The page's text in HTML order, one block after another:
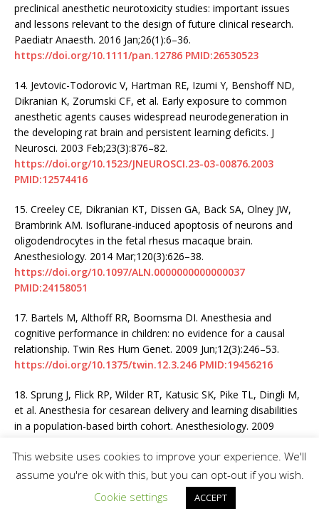
preclinical anesthetic neurotoxicity studies: important issues
and lessons relevant to the design of future clinical research.
Paediatr Anaesth. 2016 Jan;26(1):6–36.
https://doi.org/10.1111/pan.12786 PMID:26530523
14. Jevtovic-Todorovic V, Hartman RE, Izumi Y, Benshoff ND,
Dikranian K, Zorumski CF, et al. Early exposure to common
anesthetic agents causes widespread neurodegeneration in
the developing rat brain and persistent learning deficits. J
Neurosci. 2003 Feb;23(3):876–82.
https://doi.org/10.1523/JNEUROSCI.23-03-00876.2003
PMID:12574416
15. Creeley CE, Dikranian KT, Dissen GA, Back SA, Olney JW,
Brambrink AM. Isoflurane-induced apoptosis of neurons and
oligodendrocytes in the fetal rhesus macaque brain.
Anesthesiology. 2014 Mar;120(3):626–38.
https://doi.org/10.1097/ALN.0000000000000037
PMID:24158051
17. Bartels M, Althoff RR, Boomsma DI. Anesthesia and
cognitive performance in children: no evidence for a causal
relationship. Twin Res Hum Genet. 2009 Jun;12(3):246–53.
https://doi.org/10.1375/twin.12.3.246 PMID:19456216
18. Sprung J, Flick RP, Wilder RT, Katusic SK, Pike TL, Dingli M,
et al. Anesthesia for cesarean delivery and learning disabilities
in a population-based birth cohort. Anesthesiology. 2009
https://doi.org/10.1097/ALN.0b013e3181adf481
PMID:19602960
DiMaggio C, Sun LS, Kakavouli A, Byrne MW, Li G. A
This website uses cookies to improve your experience. We'll
assume you're ok with this, but you can opt-out if you wish.
Cookie settings
ACCEPT